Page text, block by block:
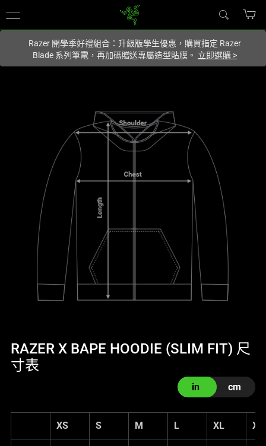
的網站.
Razer 開學季好禮組合：升級版學生優惠，購買指定 Razer
Blade 系列筆電，再加碼贈送專屬造型貼膜。 立即選購 >
RAZER X BAPE HOODIE (SLIM FIT) 尺
寸表
in cm
XS S M L XL